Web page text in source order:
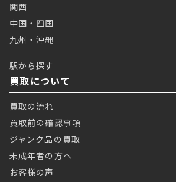
関西
中国・四国
九州・沖縄
駅から探す
買取について
買取の流れ
買取前の確認事項
ジャンク品の買取
未成年者の方へ
お客様の声